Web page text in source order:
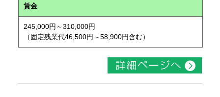
賃金
245,000円～310,000円
（固定残業代46,500円～58,900円含む）